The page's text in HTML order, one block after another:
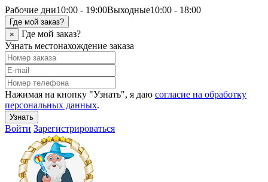
Рабочие дни10:00 - 19:00Выходные10:00 - 18:00
Где мой заказ?
×
Где мой заказ?
Узнать местонахождение заказа
Нажимая на кнопку "Узнать", я даю согласие на обработку
персональных данных.
Узнать
Войти Зарегистрироваться